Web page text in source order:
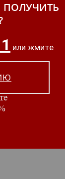
ПОЛУЧИТЬ
или жмите